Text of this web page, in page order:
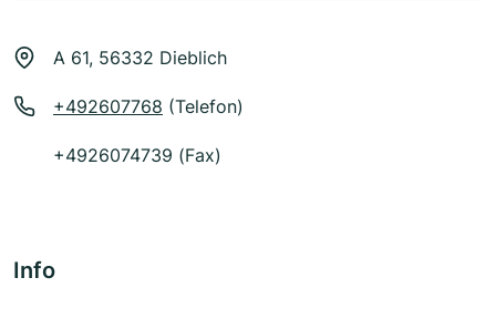
A 61, 56332 Dieblich
+492607768 (Telefon)
+4926074739 (Fax)
Info